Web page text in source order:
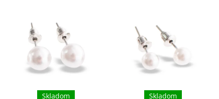
Skladom Skladom